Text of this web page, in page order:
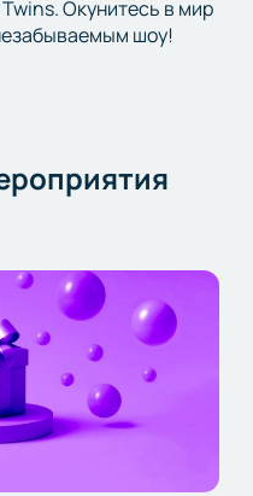
Окунитесь в мир
шоу!